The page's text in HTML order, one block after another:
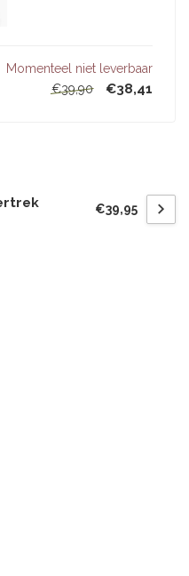
Momenteel niet leverbaar
€39,90
€38,41
€39,95